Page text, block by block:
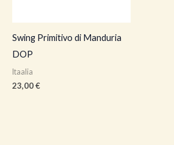
Swing Primitivo di Manduria
DOP
Itaalia
23,00€